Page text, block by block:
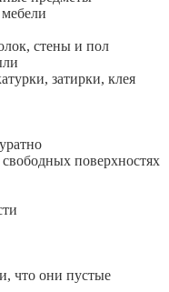
стены и пол
затирки, клея
поверхностях
что они пустые